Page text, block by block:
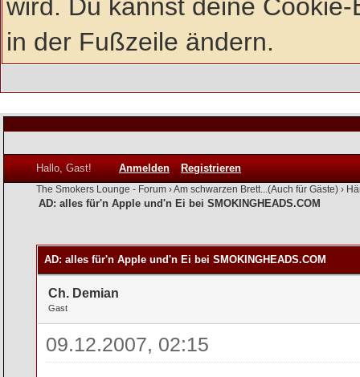
wird. Du kannst deine
in der Fußzeile ändern.
Hallo, Gast! Anmelden Registrieren
The Smokers Lounge - Forum ›Am schwarzen Brett...(Auch für Gäste) ›
AD: alles für'n Apple und'n Ei bei SMOKINGHEADS.COM
AD: alles für'n Apple und'n Ei bei SMOKINGHEADS.COM
Ch. Demian
Gast
09.12.2007, 02:15